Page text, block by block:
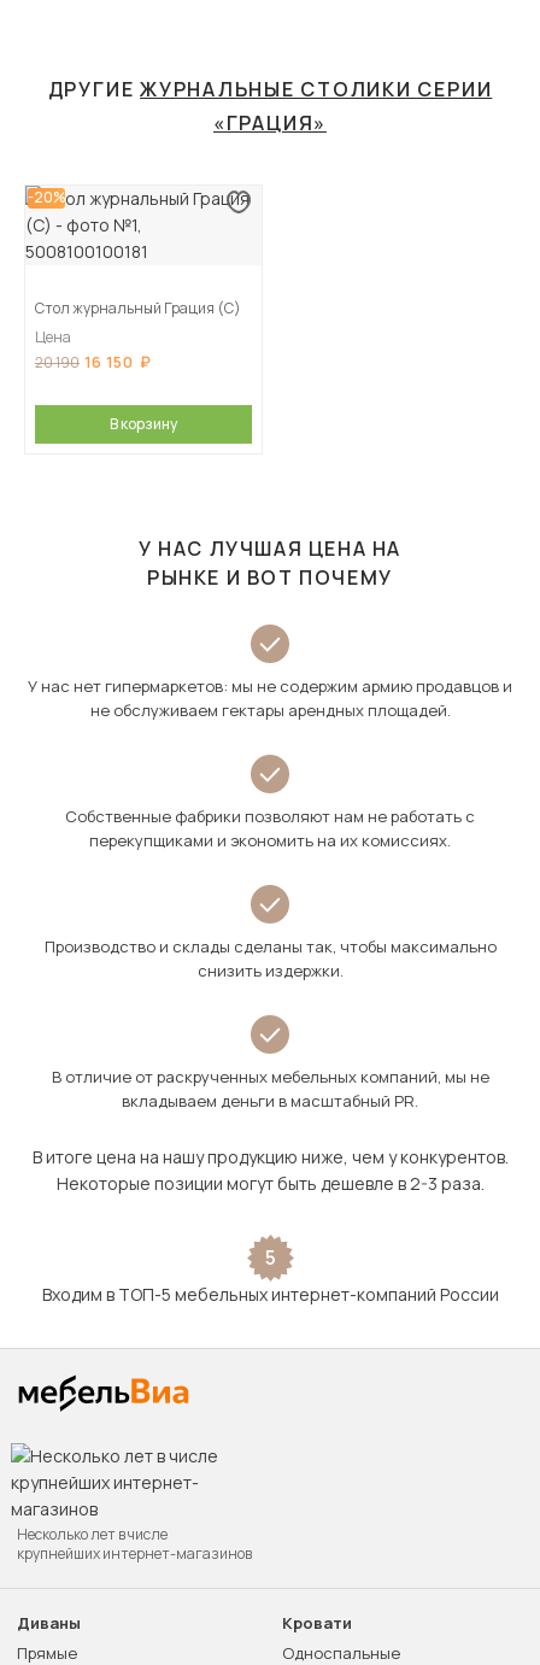
ДРУГИЕЖУРНАЛЬНЫЕ СТОЛИКИ СЕРИИ
«ГРАЦИЯ»
-20%
Стол журнальный Грация (С)
Цена
20 190 16 150
В корзину
У НАС ЛУЧШАЯ ЦЕНА НА
РЫНКЕ И ВОТ ПОЧЕМУ
У нас нет гипермаркетов: мы не содержим армию продавцов и
не обслуживаем гектары арендных площадей.
Собственные фабрики позволяют нам не работать с
перекупщиками и экономить на их комиссиях.
Производство и склады сделаны так, чтобы максимально
снизить издержки.
В отличие от раскрученных мебельных компаний, мы не
вкладываем деньги в масштабный PR.
В итоге цена на нашу продукцию ниже, чем у конкурентов.
Некоторые позиции могут быть дешевле в 2-3 раза.
5
Входим в ТОП-5 мебельных интернет-компаний России
Несколько лет в числе
крупнейших интернет-магазинов
Диваны
Прямые
Кровати
Односпальные